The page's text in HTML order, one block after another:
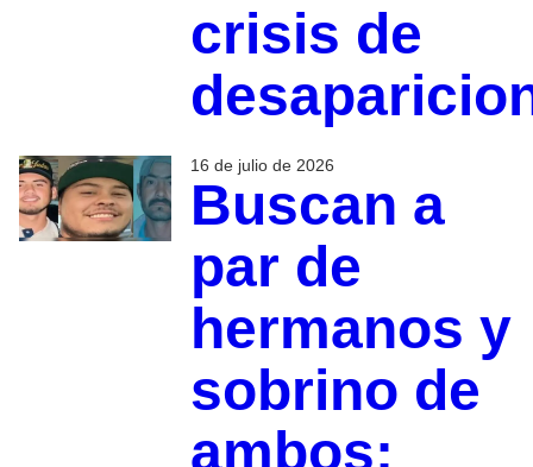
crisis de
16 de julio de 2026
Buscan a
par de
hermanos y
sobrino de
ambos;